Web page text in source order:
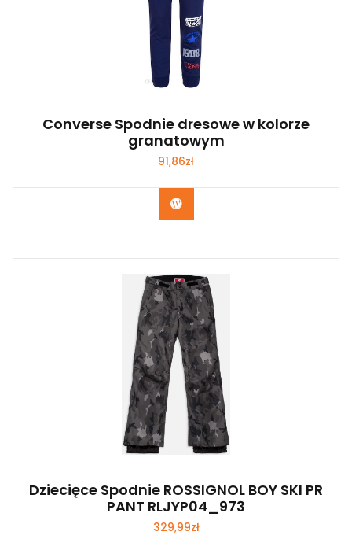
Converse Spodnie dresowe w kolorze
granatowym
91,86zł
Kup Teraz
Dziecięce Spodnie ROSSIGNOL BOY SKI PR
PANT RLJYP04_973
329,99zł